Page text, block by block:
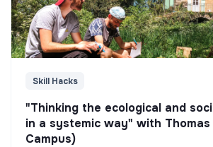
Skill Hacks
"Thinking the ecological and
in a systemic way" with
Campus)